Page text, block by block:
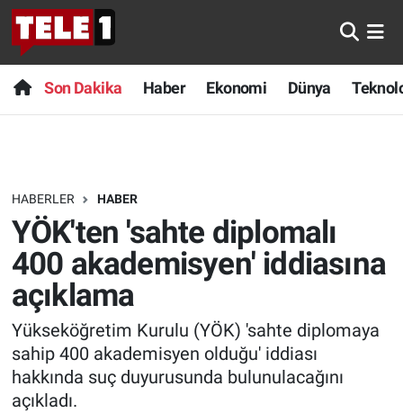
Son Dakika Haber Ekonomi Dünya
HABERLER HABER
YÖK'ten 'sahte diplomalı
400 akademisyen' iddiasına
açıklama
Yükseköğretim Kurulu (YÖK) 'sahte diplomaya
sahip 400 akademisyen olduğu' iddiası
hakkında suç duyurusunda bulunulacağını
açıkladı.
Anında Manşet
Başka Sohbetler
Bilim turu
Bilim ve Teknoloji Evreni
Doğa Konuşuyor
Dünya
Ege Saati
Son Dakika
Haber
Dünya
Teknoloji
Sağlık
Spor
Yayın Akışı
Nöbetçi Eczaneler
Hava Durumu
Trafik Durumu
Süper Lig Puan Durumu ve Fikstür
Tüm Manşetler
Son Dakika Haberleri
Haber Arşivi